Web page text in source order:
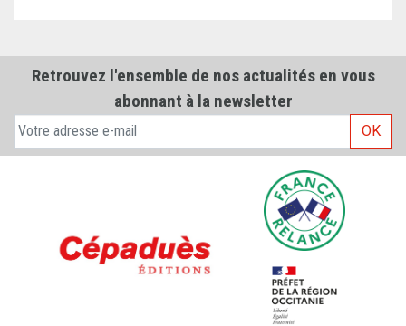
Retrouvez l'ensemble de nos actualités en vous
abonnant à la newsletter
OK